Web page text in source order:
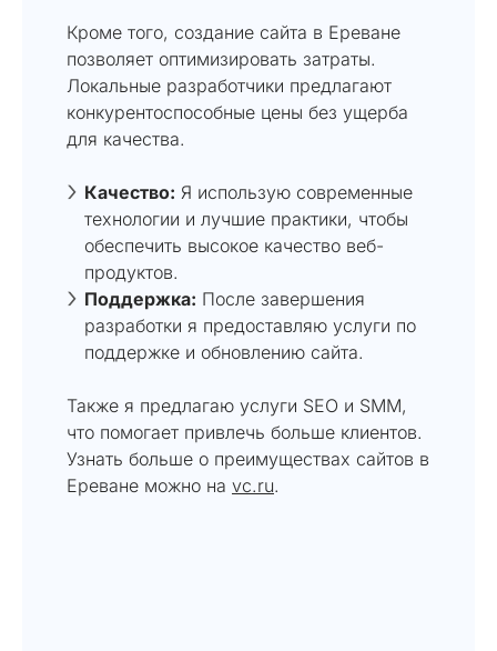
Кроме того, создание сайта в Ереване
позволяет оптимизировать затраты.
Локальные разработчики предлагают
конкурентоспособные цены без ущерба
для качества.
Качество: Я использую современные
технологии и лучшие практики, чтобы
обеспечить высокое качество веб-
продуктов.
Поддержка: После завершения
разработки я предоставляю услуги по
поддержке и обновлению сайта.
Также я предлагаю услуги SEO и SMM,
что помогает привлечь больше клиентов.
Узнать больше о преимуществах сайтов в
Ереване можно на vc.ru.